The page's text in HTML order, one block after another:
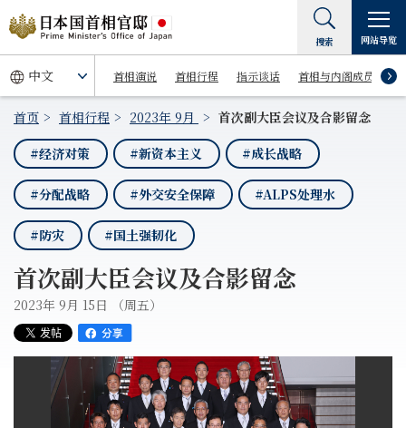
首相演说 首相行程 指示谈话 首相与内阁成员
搜索 网站导览
首页 首相行程 2023年 9月
首次副大臣会议及合影留念
#经济对策
#新资本主义 #成长战略
#分配战略 #外交安全保障 #ALPS处理水
#防灾 #国土强韧化
首次副大臣会议及合影留念
2023年 9月 15日 （周五）